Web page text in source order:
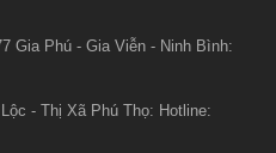
Gia Phú - Gia Viễn - Ninh Bình:
- Thị Xã Phú Thọ: Hotline: